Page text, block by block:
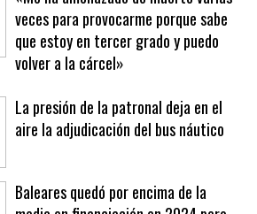
«Me ha amenazado de muerte varias
veces para provocarme porque sabe
que estoy en tercer grado y puedo
volver a la cárcel»
La presión de la patronal deja en el